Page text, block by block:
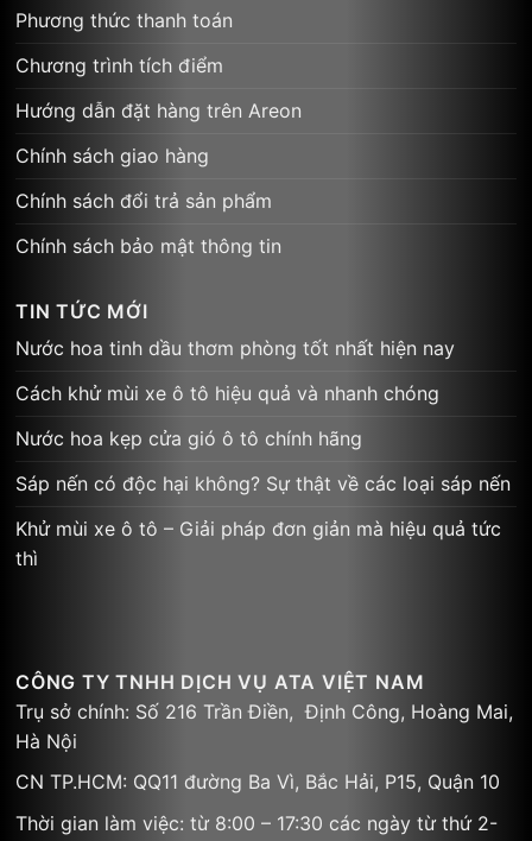
Phương thức thanh toán
Chương trình tích điểm
Hướng dẫn đặt hàng trên Areon
Chính sách giao hàng
Chính sách đổi trả sản phẩm
Chính sách bảo mật thông tin
TIN TỨC MỚI
Nước hoa tinh dầu thơm phòng tốt nhất hiện nay
Cách khử mùi xe ô tô hiệu quả và nhanh chóng
Nước hoa kẹp cửa gió ô tô chính hãng
Sáp nến có độc hại không? Sự thật về các loại sáp nến
Khử mùi xe ô tô – Giải pháp đơn giản mà hiệu quả tức
thì
CÔNG TY TNHH DỊCH VỤ ATA VIỆT NAM
Trụ sở chính: Số 216 Trần Điền, Định Công, Hoàng Mai,
Hà Nội
CN TP.HCM: QQ11 đường Ba Vì, Bắc Hải, P15, Quận 10
Thời gian làm việc: từ 8:00 – 17:30 các ngày từ thứ 2-